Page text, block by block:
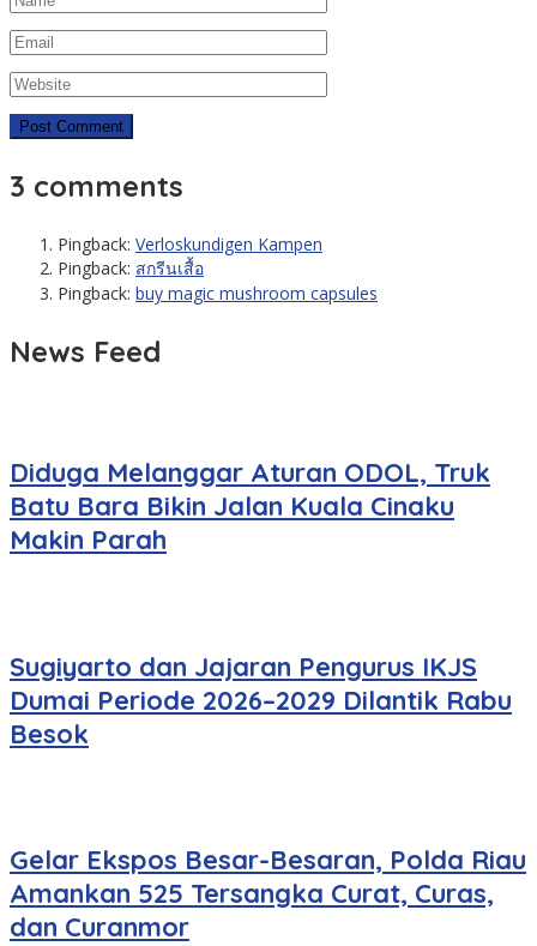
3 comments
Pingback: Verloskundigen Kampen
Pingback: สกรีนเสื้อ
Pingback: buy magic mushroom capsules
News Feed
Diduga Melanggar Aturan ODOL, Truk
Batu Bara Bikin Jalan Kuala Cinaku
Makin Parah
Sugiyarto dan Jajaran Pengurus IKJS
Dumai Periode 2026–2029 Dilantik Rabu
Besok
Gelar Ekspos Besar-Besaran, Polda Riau
Amankan 525 Tersangka Curat, Curas,
dan Curanmor